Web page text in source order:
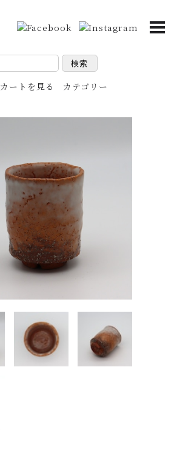
検索
カートを見る カテゴリー